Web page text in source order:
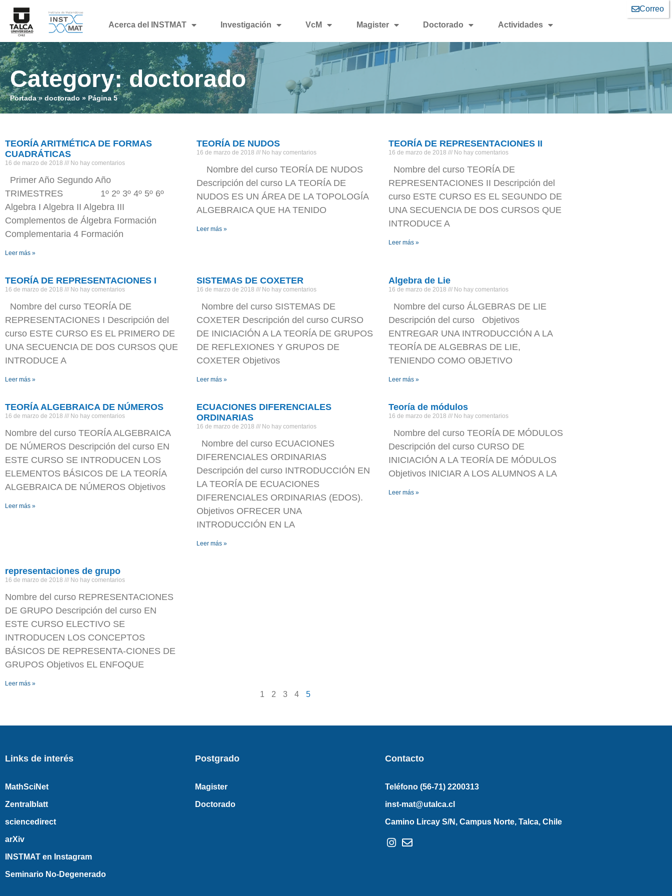
Correo
Acerca del INSTMAT
Investigación VcM Magister Doctorado Actividades
Category: doctorado
Portada» doctorado » Página 5
TEORÍA ARITMÉTICA DE FORMAS
CUADRÁTICAS
16 de marzo de 2018 No hay comentarios
Primer Año Segundo Año
TRIMESTRES 1º 2º 3º 4º 5º 6º
Algebra I Algebra II Algebra III
Complementos de Álgebra Formación
Complementaria 4 Formación
Leer más »
TEORÍA DE NUDOS
16 de marzo de 2018 No hay comentarios
Nombre del curso TEORÍA DE NUDOS
Descripción del curso LA TEORÍA DE
NUDOS ES UN ÁREA DE LA TOPOLOGÍA
ALGEBRAICA QUE HA TENIDO
Leer más »
TEORÍA DE REPRESENTACIONES II
16 de marzo de 2018 No hay comentarios
Nombre del curso TEORÍA DE
REPRESENTACIONES II Descripción del
curso ESTE CURSO ES EL SEGUNDO DE
UNA SECUENCIA DE DOS CURSOS QUE
INTRODUCE A
Leer más »
TEORÍA DE REPRESENTACIONES I
16 de marzo de 2018 No hay comentarios
Nombre del curso TEORÍA DE
REPRESENTACIONES I Descripción del
curso ESTE CURSO ES EL PRIMERO DE
UNA SECUENCIA DE DOS CURSOS QUE
INTRODUCE A
Leer más »
SISTEMAS DE COXETER
16 de marzo de 2018 No hay comentarios
Nombre del curso SISTEMAS DE
COXETER Descripción del curso CURSO
DE INICIACIÓN A LA TEORÍA DE GRUPOS
DE REFLEXIONES Y GRUPOS DE
COXETER Objetivos
Leer más »
Algebra de Lie
16 de marzo de 2018 No hay comentarios
Nombre del curso ÁLGEBRAS DE LIE
Descripción del curso Objetivos
ENTREGAR UNA INTRODUCCIÓN A LA
TEORÍA DE ALGEBRAS DE LIE,
TENIENDO COMO OBJETIVO
Leer más »
TEORÍA ALGEBRAICA DE NÚMEROS
16 de marzo de 2018 No hay comentarios
Nombre del curso TEORÍA ALGEBRAICA
DE NÚMEROS Descripción del curso EN
ESTE CURSO SE INTRODUCEN LOS
ELEMENTOS BÁSICOS DE LA TEORÍA
ALGEBRAICA DE NÚMEROS Objetivos
Leer más »
ECUACIONES DIFERENCIALES
ORDINARIAS
16 de marzo de 2018 No hay comentarios
Nombre del curso ECUACIONES
DIFERENCIALES ORDINARIAS
Descripción del curso INTRODUCCIÓN EN
LA TEORÍA DE ECUACIONES
DIFERENCIALES ORDINARIAS (EDOS).
Objetivos OFRECER UNA
INTRODUCCIÓN EN LA
Leer más »
Teoría de módulos
16 de marzo de 2018 No hay comentarios
Nombre del curso TEORÍA DE MÓDULOS
Descripción del curso CURSO DE
INICIACIÓN A LA TEORÍA DE MÓDULOS
Objetivos INICIAR A LOS ALUMNOS A LA
Leer más »
representaciones de grupo
16 de marzo de 2018 No hay comentarios
Nombre del curso REPRESENTACIONES
DE GRUPO Descripción del curso EN
ESTE CURSO ELECTIVO SE
INTRODUCEN LOS CONCEPTOS
BÁSICOS DE REPRESENTA-CIONES DE
GRUPOS Objetivos EL ENFOQUE
Leer más »
1 2 3 4 5
Links de interés
MathSciNet
Zentralblatt
sciencedirect
arXiv
INSTMAT en Instagram
Seminario No-Degenerado
Postgrado
Magister
Doctorado
Contacto
Teléfono (56-71) 2200313
inst-mat@utalca.cl
Camino Lircay S/N, Campus Norte, Talca, Chile